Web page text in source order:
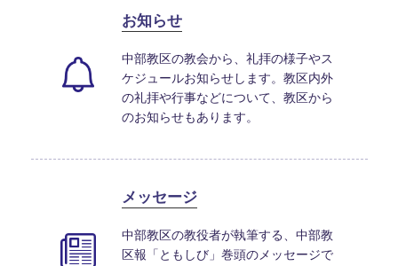
お知らせ
中部教区の教会から、礼拝の様子やス
ケジュールお知らせします。教区内外
の礼拝や行事などについて、教区から
のお知らせもあります。
メッセージ
中部教区の教役者が執筆する、中部教
区報「ともしび」巻頭のメッセージで